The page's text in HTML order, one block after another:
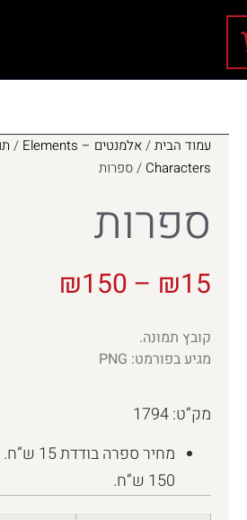
עמוד הבית/אלמנטים – Elements /
Characters / ספרות
ספרות
₪15
–
₪150
קובץ תמונה.
מגיע בפורמט: PNG
מק”ט: 1794
מחיר
150 ש”ח.